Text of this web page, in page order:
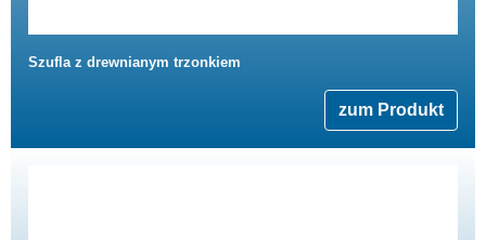
Szufla z drewnianym trzonkiem
zum Produkt